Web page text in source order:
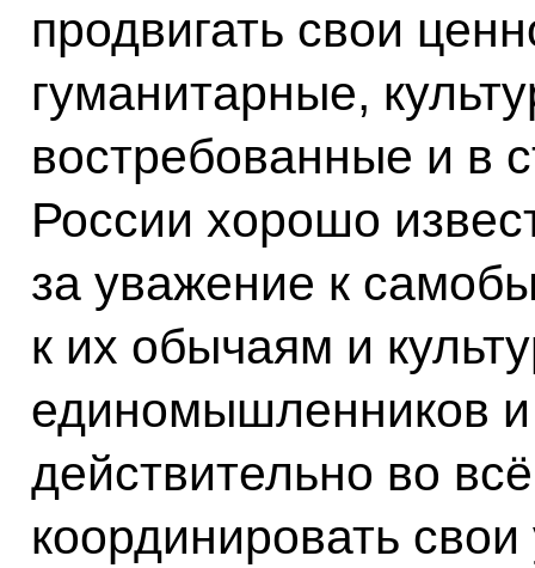
продвигать свои
гуманитарные,
востребованные и в
России хорошо
за уважение к
к их обычаям и
единомышленников
действительно во
координировать